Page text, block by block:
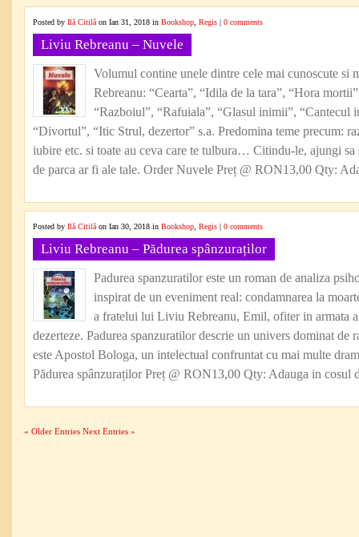
Posted by Ilă Citilă on Ian 31, 2018 in Bookshop Regis | 0 comments
Liviu Rebreanu – Nuvele
Volumul contine unele dintre cele mai cunoscute si
Rebreanu: “Cearta”, “Idila de la tara”, “Hora
“Razboiul”, “Rafuiala”, “Glasul inimii”, “Cantecul
“Divortul”, “Itic Strul, dezertor” s.a. Predomina teme precum:
iubire etc. si toate au ceva care te tulbura… Citindu-le, ajungi
de parca ar fi ale tale. Order Nuvele Preț @ RON13,00 Qty:
Posted by Ilă Citilă on Ian 30, 2018 in Bookshop Regis | 0 comments
Liviu Rebreanu – Pădurea spânzuraților
Padurea spanzuratilor este un roman de analiza
inspirat de un eveniment real: condamnarea la
a fratelui lui Liviu Rebreanu, Emil, ofiter in armata
dezerteze. Padurea spanzuratilor descrie un univers dominat de
este Apostol Bologa, un intelectual confruntat cu mai multe
Pădurea spânzuraților Preț @ RON13,00 Qty: Adauga in cosul
« Older Entries Next Entries »